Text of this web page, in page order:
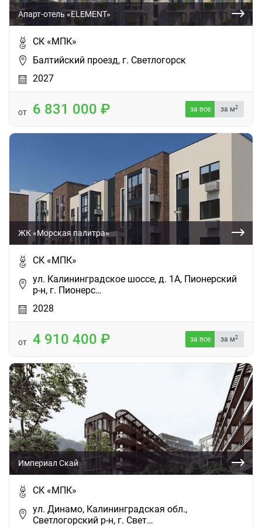
Апарт-отель «ELEMENT»
СК «МПК»
Балтийский проезд, г. Светлогорск
2027
от 6 831 000 за все за м2
ЖК «Морская палитра»
СК «МПК»
ул. Калининградское шоссе, д. 1А, Пионерский
р-н, г. Пионерс…
2028
от 4 910 400 за все за м2
Империал Скай
СК «МПК»
ул. Динамо, Калининградская обл.,
Светлогорский р-н, г. Свет…